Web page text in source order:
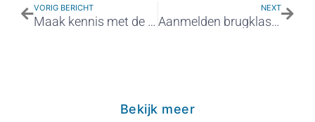
VORIG BERICHT
Maak kennis met de leukste échte technische school!
NEXT
Aanmelden brugklas schooljaar 2023/2024
Bekijk meer